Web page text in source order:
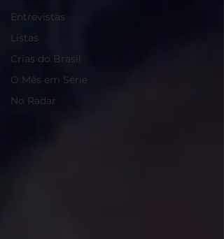
Entrevistas
Listas
Crias do Brasil
O Mês em Série
No Radar